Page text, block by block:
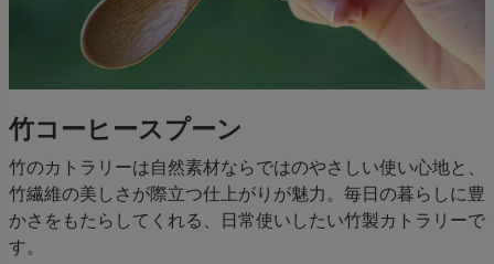
竹コーヒースプーン
竹のカトラリーは自然素材ならではのやさしい使い心地と、
竹繊維の美しさが際立つ仕上がりが魅力。毎日の暮らしに豊
かさをもたらしてくれる、日常使いしたい竹製カトラリーで
す。